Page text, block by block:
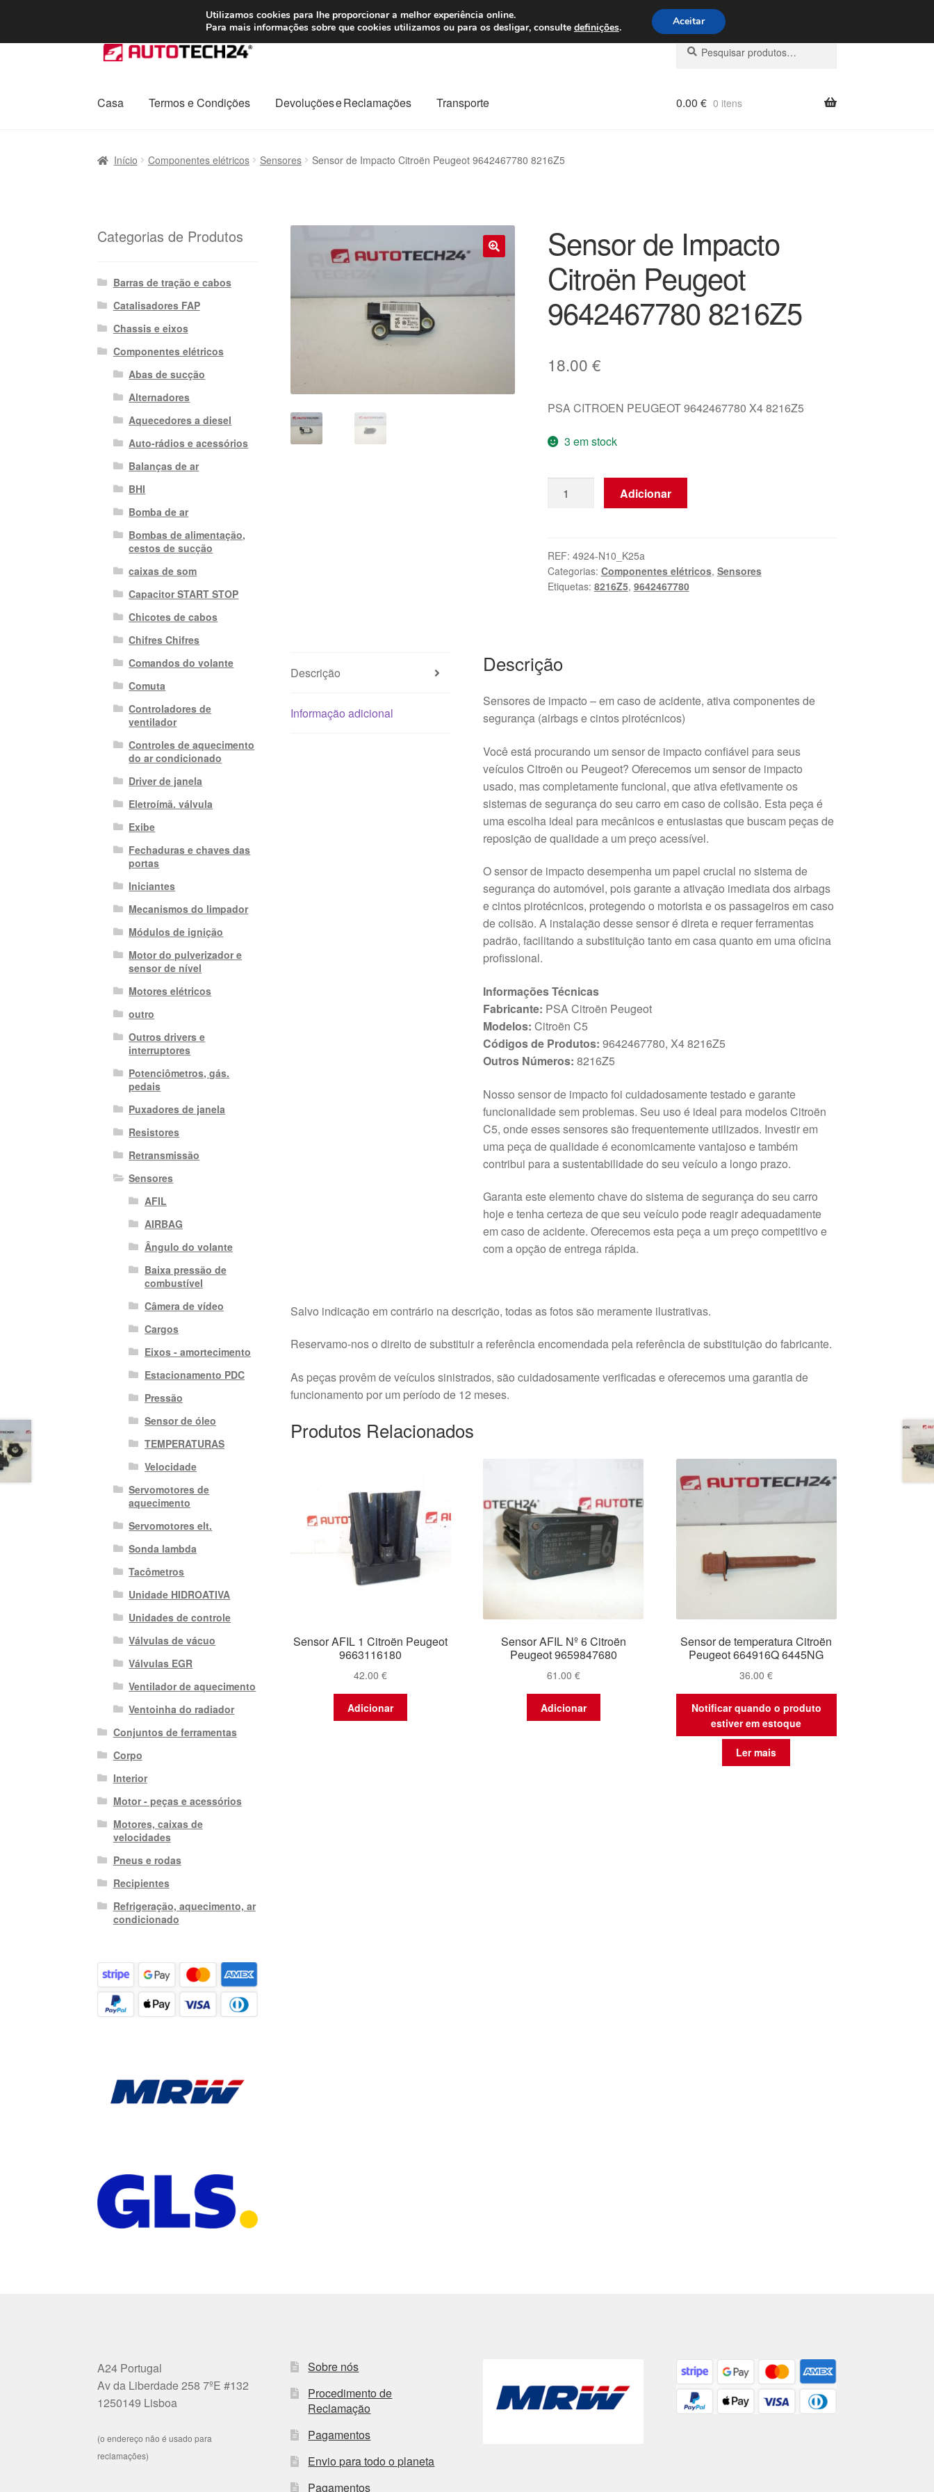
ENVIO a partir de 7 EUR Seg-Sex, das 9h às 16h800 500 967
Ir
para
navegação
Saltar
para
conteúdo
Pesquisar
por:
Pesquisa
Casa Termos e Condições Devoluções e Reclamações Transporte 0.00 € 0 itens
Início Componentes elétricos Sensores Sensor de Impacto Citroën Peugeot 9642467780 8216Z5
Sensor de Impacto
Citroën Peugeot
9642467780 8216Z5
18.00 €
PSA CITROEN PEUGEOT 9642467780 X4 8216Z5
3 em stock
Impacto
Citroën
Peugeot
Adicionar
REF: 4924-N10_K25a
Categorias: Componentes elétricos, Sensores
Etiquetas: 8216Z5, 9642467780
Descrição
Informação adicional
Descrição
Sensores de impacto – em caso de acidente, ativa componentes de
segurança (airbags e cintos pirotécnicos)
Você está procurando um sensor de impacto confiável para seus
veículos Citroën ou Peugeot? Oferecemos um sensor de impacto
usado, mas completamente funcional, que ativa efetivamente os
sistemas de segurança do seu carro em caso de colisão. Esta peça é
uma escolha ideal para mecânicos e entusiastas que buscam peças de
reposição de qualidade a um preço acessível.
O sensor de impacto desempenha um papel crucial no sistema de
segurança do automóvel, pois garante a ativação imediata dos airbags
e cintos pirotécnicos, protegendo o motorista e os passageiros em caso
de colisão. A instalação desse sensor é direta e requer ferramentas
padrão, facilitando a substituição tanto em casa quanto em uma oficina
profissional.
Informações Técnicas
Fabricante: PSA Citroën Peugeot
Modelos: Citroën C5
Códigos de Produtos: 9642467780, X4 8216Z5
Outros Números: 8216Z5
Nosso sensor de impacto foi cuidadosamente testado e garante
funcionalidade sem problemas. Seu uso é ideal para modelos Citroën
C5, onde esses sensores são frequentemente utilizados. Investir em
uma peça de qualidade é economicamente vantajoso e também
contribui para a sustentabilidade do seu veículo a longo prazo.
Garanta este elemento chave do sistema de segurança do seu carro
hoje e tenha certeza de que seu veículo pode reagir adequadamente
em caso de acidente. Oferecemos esta peça a um preço competitivo e
com a opção de entrega rápida.
Salvo indicação em contrário na descrição, todas as fotos são meramente ilustrativas.
Reservamo-nos o direito de substituir a referência encomendada pela referência de substituição do fabricante.
As peças provêm de veículos sinistrados, são cuidadosamente verificadas e oferecemos uma garantia de
funcionamento por um período de 12 meses.
Produtos Relacionados
Sensor AFIL 1 Citroën Peugeot
9663116180
42.00€
Adicionar
Sensor AFIL Nº 6 Citroën
Peugeot 9659847680
61.00 €
Adicionar
Sensor de temperatura Citroën
Peugeot 664916Q 6445NG
36.00€
Notificar quando o produto
estiver em estoque
Ler mais
Categorias de Produtos
Barras de tração e cabos
Catalisadores FAP
Chassis e eixos
Componentes elétricos
Abas de sucção
Alternadores
Aquecedores a diesel
Auto-rádios e acessórios
Balanças de ar
BHI
Bomba de ar
Bombas de alimentação,
cestos de sucção
caixas de som
Capacitor START STOP
Chicotes de cabos
Chifres Chifres
Comandos do volante
Comuta
Controladores de
ventilador
Controles de aquecimento
do ar condicionado
Driver de janela
Eletroímã. válvula
Exibe
Fechaduras e chaves das
portas
Iniciantes
Mecanismos do limpador
Módulos de ignição
Motor do pulverizador e
sensor de nível
Motores elétricos
outro
Outros drivers e
interruptores
Potenciômetros, gás.
pedais
Puxadores de janela
Resistores
Retransmissão
Sensores
AFIL
AIRBAG
Ângulo do volante
Baixa pressão de
combustível
Câmera de vídeo
Cargos
Eixos - amortecimento
Estacionamento PDC
Pressão
Sensor de óleo
TEMPERATURAS
Velocidade
Servomotores de
aquecimento
Servomotores elt.
Sonda lambda
Tacômetros
Unidade HIDROATIVA
Unidades de controle
Válvulas de vácuo
Válvulas EGR
Ventilador de aquecimento
Ventoinha do radiador
Conjuntos de ferramentas
Corpo
Interior
Motor - peças e acessórios
Motores, caixas de
velocidades
Pneus e rodas
Recipientes
Refrigeração, aquecimento, ar
condicionado
A24 Portugal
Av da Liberdade 258 7ºE #132
1250149 Lisboa
(o endereço não é usado para
reclamações)
Sobre nós
Procedimento de
Reclamação
Pagamentos
Envio para todo o planeta
Pagamentos
Utilizamos cookies para lhe proporcionar a melhor experiência online.
Para mais informações sobre que cookies utilizamos ou para os desligar, consulte definições. Aceitar